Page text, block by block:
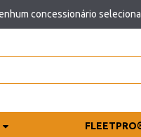
concessionário